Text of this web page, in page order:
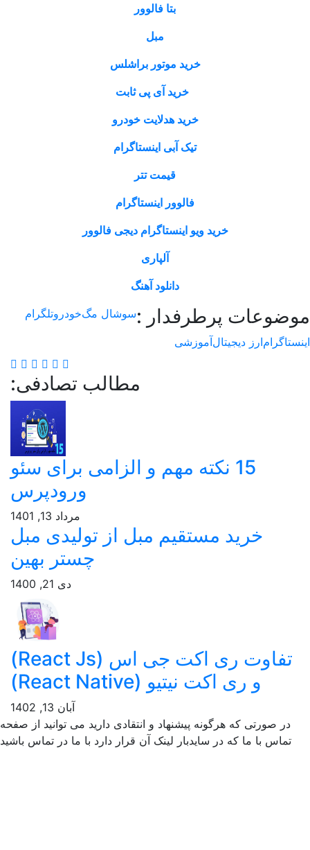
بتا فالوور
خرید موتور براشلس
خرید آی پی ثابت
خرید هدلایت خودرو
تیک آبی اینستاگرام
قیمت تتر
فالوور اینستاگرام
خرید ویو اینستاگرام دیجی فالوور
آلپاری
دانلود آهنگ
پرطرفدار : سوشال مگخودروتلگرام
ارز دیجیتالآموزشی
مطالب تصادفی:
15 نکته مهم و الزامی برای سئو
ورودپرس
مرداد 13, 1401
خرید مستقیم مبل از تولیدی مبل
چستر بهین
تفاوت ری اکت جی اس (React Js)
و ری اکت نیتیو (React Native)
صورتی که هرگونه پیشنهاد و انتقادی دارید می توانید از صفحه
با ما که در سایدبار لینک آن قرار دارد با ما در تماس باشید